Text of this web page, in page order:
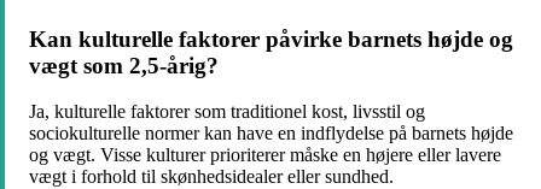
Kan kulturelle faktorer påvirke barnets højde og
vægt som 2,5-årig?
Ja, kulturelle faktorer som traditionel kost, livsstil og
sociokulturelle normer kan have en indflydelse på barnets højde
og vægt. Visse kulturer prioriterer måske en højere eller lavere
vægt i forhold til skønhedsidealer eller sundhed.